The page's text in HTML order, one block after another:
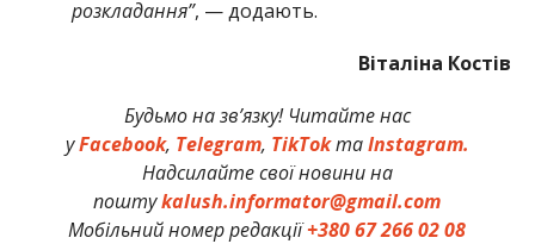
розкладання”, — додають.
Віталіна Костів
Будьмо на зв’язку! Читайте нас
уFacebook, Telegram, TikTokтаInstagram.
Надсилайте свої новини на
поштуkalush.informator@gmail.com
Мобільний номер редакції+380 67 266 02 08